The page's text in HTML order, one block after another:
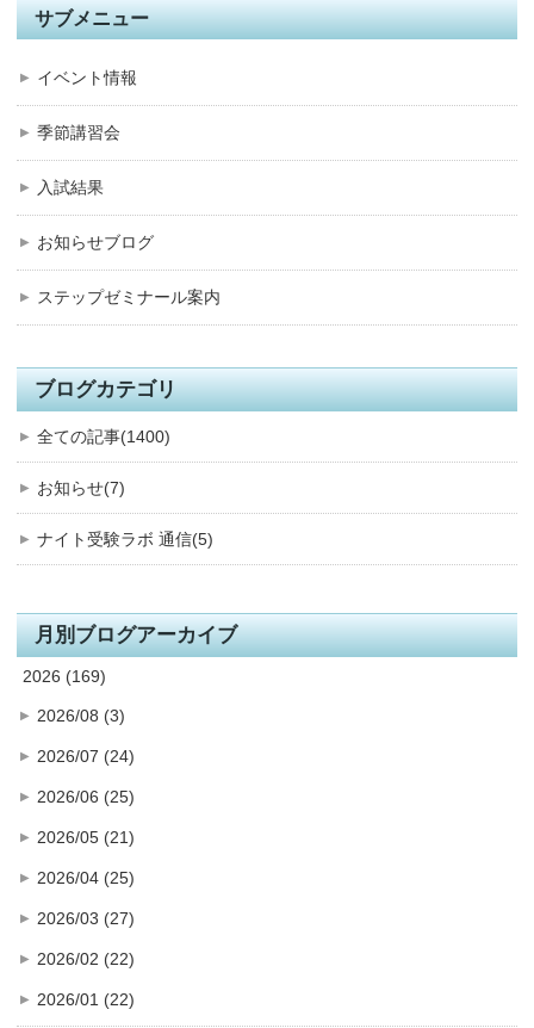
サブメニュー
イベント情報
季節講習会
入試結果
お知らせブログ
ステップゼミナール案内
ブログカテゴリ
全ての記事(1400)
お知らせ(7)
ナイト受験ラボ 通信(5)
月別ブログアーカイブ
2026 (169)
2026/08 (3)
2026/07 (24)
2026/06 (25)
2026/05 (21)
2026/04 (25)
2026/03 (27)
2026/02 (22)
2026/01 (22)